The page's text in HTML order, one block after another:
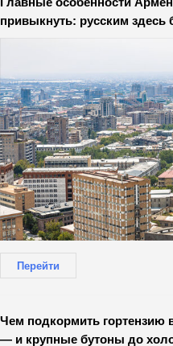
привыкнуть: русским здесь
Перейти
Чем подкормить гортензию
— и крупные бутоны до